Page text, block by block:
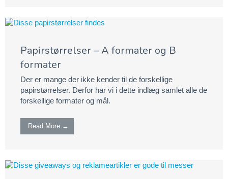
Papirstørrelser – A formater og B
formater
Der er mange der ikke kender til de forskellige
papirstørrelser. Derfor har vi i dette indlæg samlet alle de
forskellige formater og mål.
Read More →